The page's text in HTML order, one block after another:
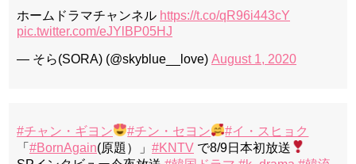
ホームドラマチャンネル https://t.co/qR96i443cY
pic.twitter.com/eJYlBP05HJ
— そら(SORA) (@skyblue__love) August 1, 2020
#チャン・ギヨン #チン・セヨン
#イ・スヒョク
「 #BornAgain(原題）」 #KNTV で8/9日本初放送